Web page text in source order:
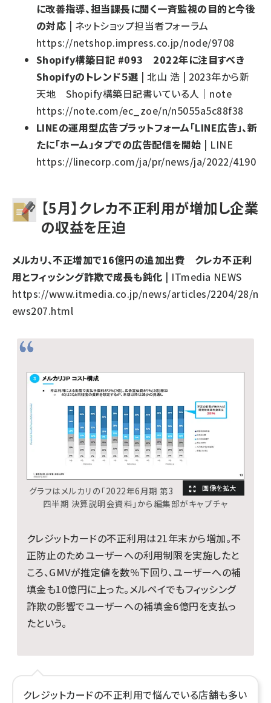
に改善指導、担当課長に聞く一斉監視の目的と今後
の対応 | ネットショップ担当者フォーラム
https://netshop.impress.co.jp/node/9708
Shopify構築日記 #093 2022年に注目すべき
Shopifyのトレンド５選 | 北山 浩 | 2023年から新
天地 Shopify構築日記書いている人｜note
https://note.com/ec_zoe/n/n5055a5c88f38
LINEの運用型広告プラットフォーム「LINE広告」、新
たに「ホーム」タブでの広告配信を開始 | LINE
https://linecorp.com/ja/pr/news/ja/2022/4190
【5月】クレカ不正利用が増加し企業
の収益を圧迫
メルカリ、不正増加で16億円の追加出費 クレカ不正利
用とフィッシング詐欺で成長も鈍化 | ITmedia NEWS
https://www.itmedia.co.jp/news/articles/2204/28/n
ews207.html
グラフはメルカリの「2022年6月期 第3
四半期 決算説明会資料」から編集部がキャプチャ
クレジットカードの不正利用は21年末から増加。不
正防止のためユーザーへの利用制限を実施したと
ころ、GMVが推定値を数％下回り、ユーザーへの補
填金も10億円に上った。メルペイでもフィッシング
詐欺の影響でユーザーへの補填金6億円を支払っ
たという。
クレジットカードの不正利用で悩んでいる店舗も多い